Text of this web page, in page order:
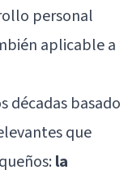
personal
aplicable a
décadas basado
que
la